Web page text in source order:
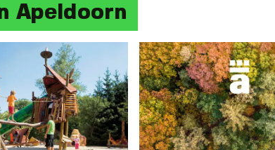
Apeldoorn